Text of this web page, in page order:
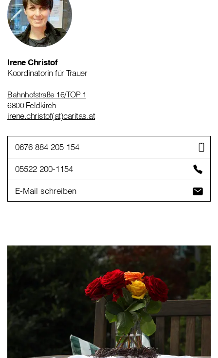
Irene Christof
Koordinatorin für Trauer
Bahnhofstraße 16/TOP 1
6800 Feldkirch
irene.christof(at)caritas.at
0676 884 205 154
05522 200-1154
E-Mail schreiben